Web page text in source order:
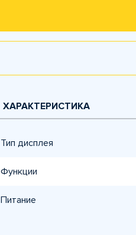
ХАРАКТЕРИСТИКА
Тип дисплея
Функции
Питание